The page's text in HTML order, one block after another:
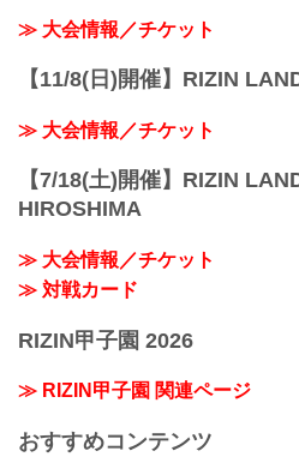
≫ 大会情報／チケット
【11/8(日)開催】RIZIN
≫ 大会情報／チケット
【7/18(土)開催】RIZIN
HIROSHIMA
≫ 大会情報／チケット
≫ 対戦カード
RIZIN甲子園 2026
≫ RIZIN甲子園 関連ページ
おすすめコンテンツ